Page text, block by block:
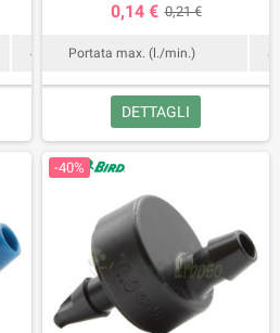
4
0,14 € 0,21 €
Portata max. (l./min.) 8
DETTAGLI
-40%